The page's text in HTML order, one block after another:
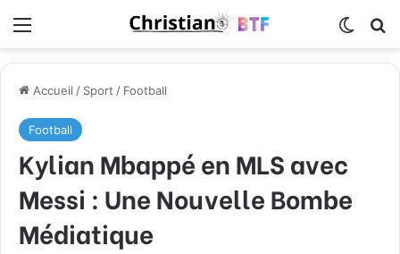
Accueil / Sport / Football
Football
Kylian Mbappé en MLS avec
Messi : Une Nouvelle Bombe
Médiatique